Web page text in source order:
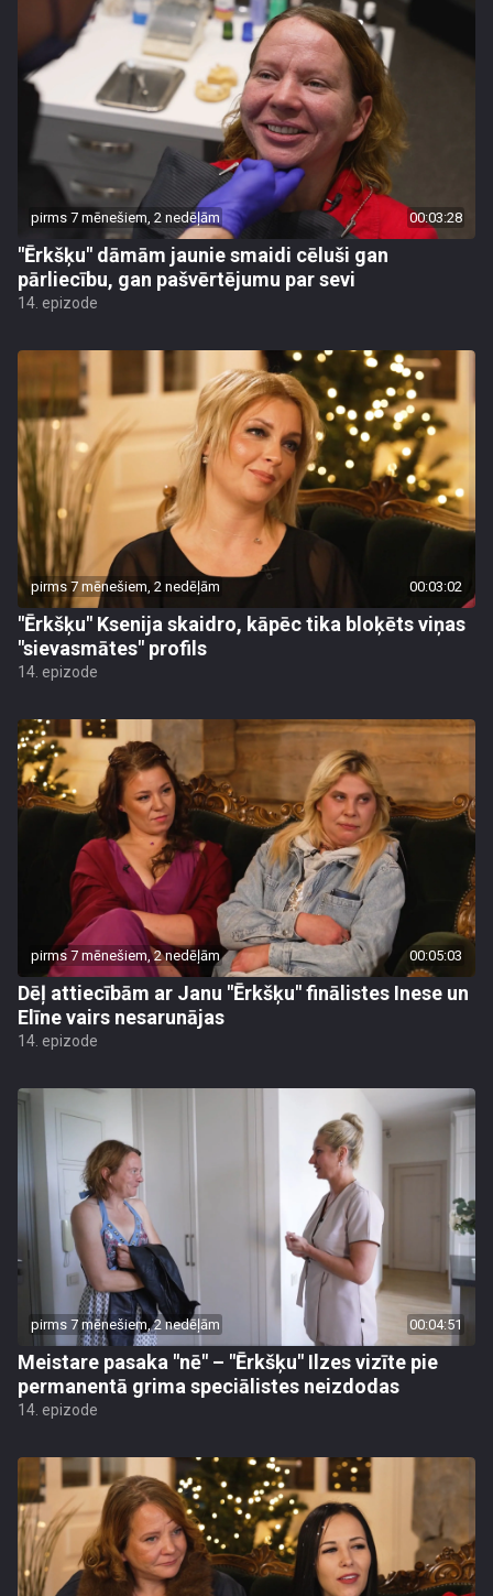
pirms 7 mēnešiem, 2 nedēļām 00:03:28
"Ērkšķu" dāmām jaunie smaidi cēluši gan
pārliecību, gan pašvērtējumu par sevi
14. epizode
pirms 7 mēnešiem, 2 nedēļām 00:03:02
"Ērkšķu" Ksenija skaidro, kāpēc tika bloķēts viņas
"sievasmātes" profils
14. epizode
pirms 7 mēnešiem, 2 nedēļām 00:05:03
Dēļ attiecībām ar Janu "Ērkšķu" finālistes Inese un
Elīne vairs nesarunājas
14. epizode
pirms 7 mēnešiem, 2 nedēļām 00:04:51
Meistare pasaka "nē" – "Ērkšķu" Ilzes vizīte pie
permanentā grima speciālistes neizdodas
14. epizode